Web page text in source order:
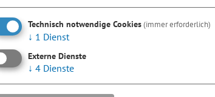
Technisch notwendige Cookies(immer erforderlich)
↓ 1 Dienst
Externe Dienste
↓ 4 Dienste